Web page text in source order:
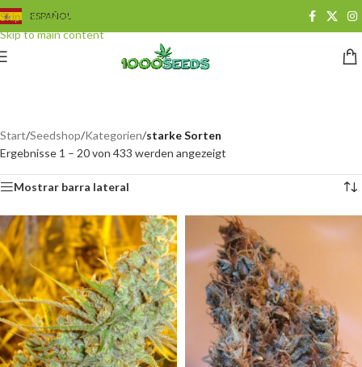
Skip to navigation
Skip to main content
ESPAÑOL
Start/Seedshop/Kategorien/starke Sorten
Ergebnisse 1 – 20 von 433 werden angezeigt
Mostrar barra lateral